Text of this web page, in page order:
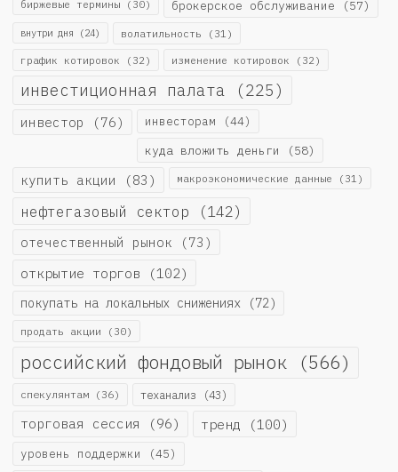
биржевые термины (30) брокерское обслуживание (57)
внутри дня (24) волатильность (31)
график котировок (32) изменение котировок (32)
инвестиционная палата (225)
инвестор (76) инвесторам (44)
куда вложить деньги (58)
купить акции (83) макроэкономические данные (31)
нефтегазовый сектор (142)
отечественный рынок (73)
открытие торгов (102)
покупать на локальных снижениях (72)
продать акции (30)
российский фондовый рынок (566)
спекулянтам (36) теханализ (43)
торговая сессия (96) тренд (100)
уровень поддержки (45)